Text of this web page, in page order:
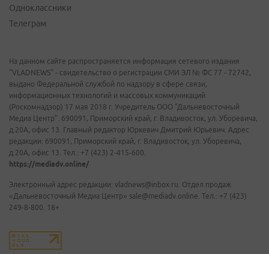
Одноклассники
Телеграм
На данном сайте распространяется информация сетевого издания
"VLADNEWS" - свидетельство о регистрации СМИ ЭЛ № ФС 77 - 72742,
выдано Федеральной службой по надзору в сфере связи,
информационных технологий и массовых коммуникаций
(Роскомнадзор) 17 мая 2018 г. Учредитель ООО "Дальневосточный
Медиа Центр". 690091, Приморский край, г. Владивосток, ул. Уборевича,
д.20А, офис 13. Главный редактор Юркевич Дмитрий Юрьевич. Адрес
редакции: 690091, Приморский край, г. Владивосток, ул. Уборевича,
д.20А, офис 13. Тел.: +7 (423) 2-415-600.
https://mediadv.online/
Электронный адрес редакции: vladnews@inbox.ru. Отдел продаж
«Дальневосточный Медиа Центр» sale@mediadv.online. Тел.: +7 (423)
249-8-800. 18+